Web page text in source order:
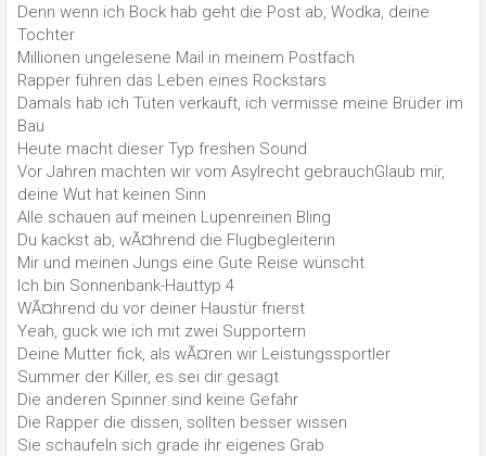
Denn wenn ich Bock hab geht die Post ab, Wodka, deine
Tochter
Millionen ungelesene Mail in meinem Postfach
Rapper führen das Leben eines Rockstars
Damals hab ich Tüten verkauft, ich vermisse meine Brüder im
Bau
Heute macht dieser Typ freshen Sound
Vor Jahren machten wir vom Asylrecht gebrauchGlaub mir,
deine Wut hat keinen Sinn
Alle schauen auf meinen Lupenreinen Bling
Du kackst ab, wÃ¤hrend die Flugbegleiterin
Mir und meinen Jungs eine Gute Reise wünscht
Ich bin Sonnenbank-Hauttyp 4
WÃ¤hrend du vor deiner Haustür frierst
Yeah, guck wie ich mit zwei Supportern
Deine Mutter fick, als wÃ¤ren wir Leistungssportler
Summer der Killer, es sei dir gesagt
Die anderen Spinner sind keine Gefahr
Die Rapper die dissen, sollten besser wissen
Sie schaufeln sich grade ihr eigenes Grab